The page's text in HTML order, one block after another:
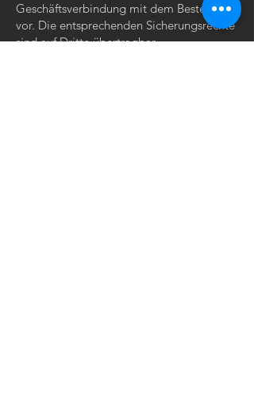
Geschäftsverbindung mit dem Besteller
vor. Die entsprechenden Sicherungsrechte
sind auf Dritte übertragbar.